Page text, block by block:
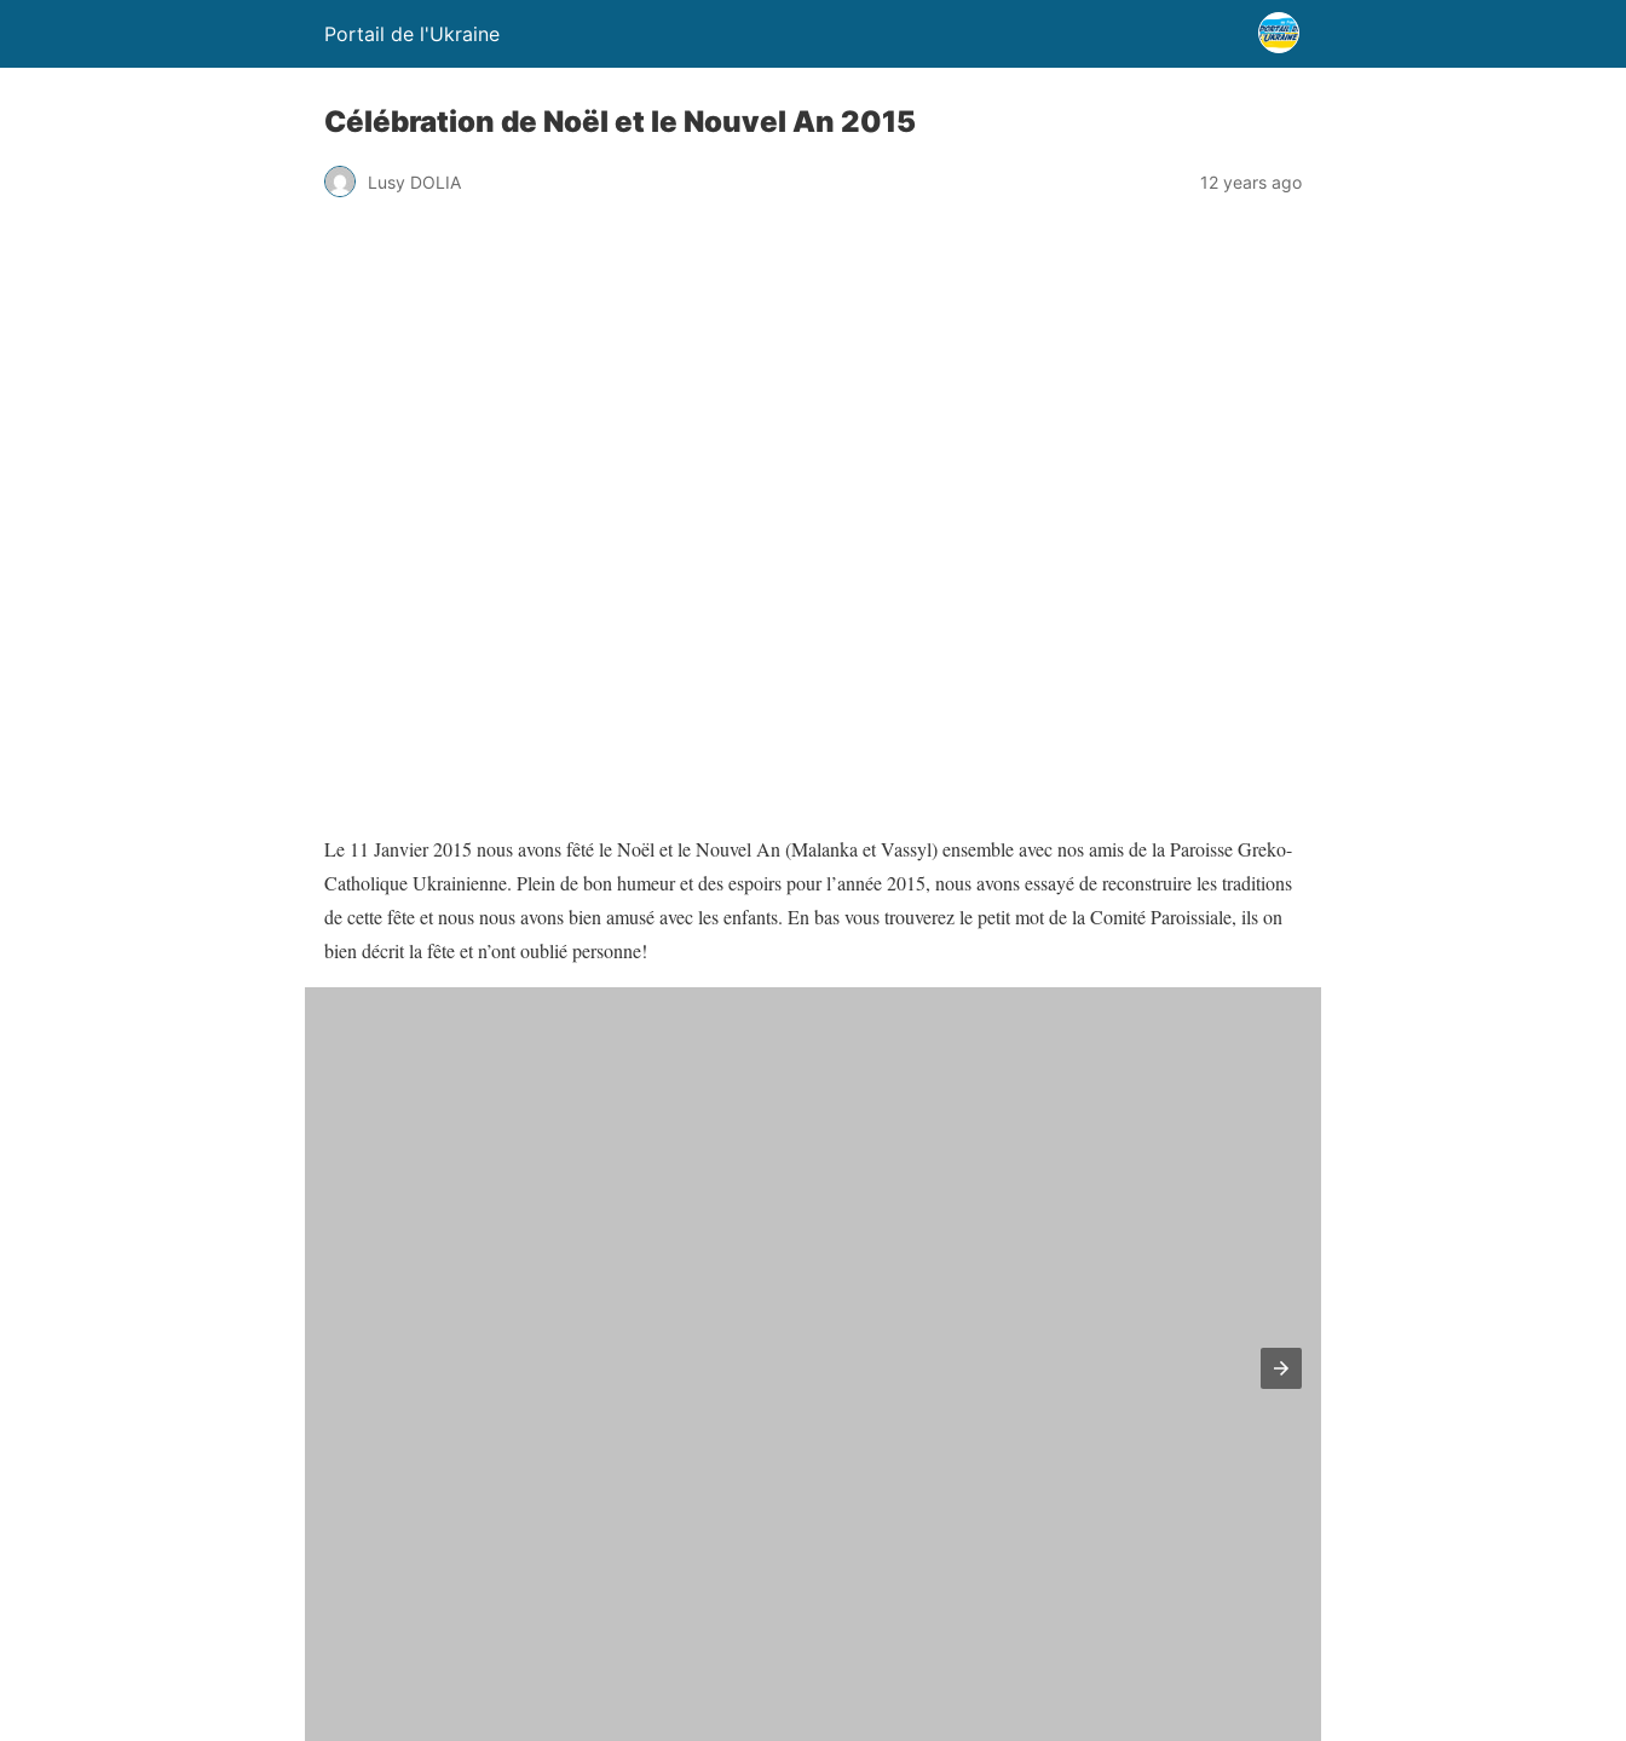
Portail de l'Ukraine
Célébration de Noël et le Nouvel An 2015
Lusy DOLIA 12 years ago
Le 11 Janvier 2015 nous avons fêté le Noël et le Nouvel An (Malanka et Vassyl) ensemble avec nos amis de la Paroisse Greko-
Catholique Ukrainienne. Plein de bon humeur et des espoirs pour l’année 2015, nous avons essayé de reconstruire les traditions
de cette fête et nous nous avons bien amusé avec les enfants. En bas vous trouverez le petit mot de la Comité Paroissiale, ils on
bien décrit la fête et n’ont oublié personne!